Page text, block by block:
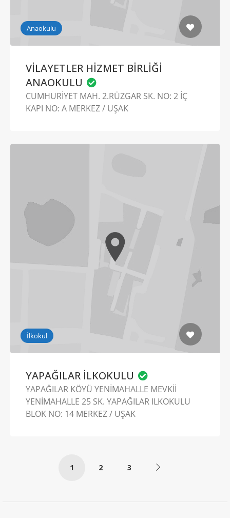
Anaokulu
VİLAYETLER HİZMET BİRLİĞİ
ANAOKULU
CUMHURİYET MAH. 2.RÜZGAR SK. NO: 2 İÇ
KAPI NO: A MERKEZ / UŞAK
İlkokul
YAPAĞILAR İLKOKULU
YAPAĞILAR KÖYÜ YENİMAHALLE MEVKİİ
YENİMAHALLE 25 SK. YAPAĞILAR ILKOKULU
BLOK NO: 14 MERKEZ / UŞAK
1 2 3